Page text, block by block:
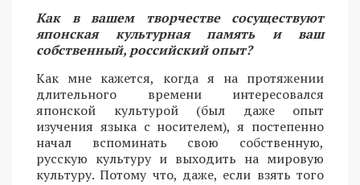
Как в вашем творчестве сосуществуют
японская культурная память и ваш
собственный, российский опыт?
Как мне кажется, когда я на протяжении
длительного времени интересовался
японской культурой (был даже опыт
изучения языка с носителем), я постепенно
начал вспоминать свою собственную,
русскую культуру и выходить на мировую
культуру. Потому что, даже, если взять того